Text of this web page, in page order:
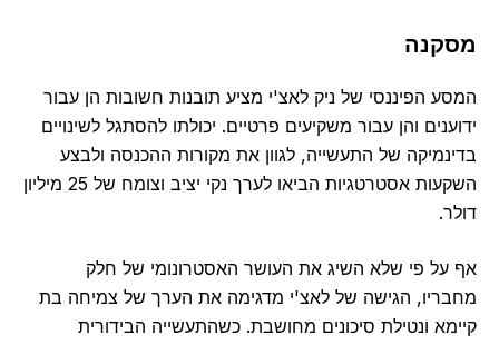
מסקנה
המסע הפיננסי של ניק לאצ'י מציע תובנות חשובות הן עבור
ידוענים והן עבור משקיעים פרטיים. יכולתו להסתגל לשינויים
בדינמיקה של התעשייה, לגוון את מקורות ההכנסה ולבצע
השקעות אסטרטגיות הביאו לערך נקי יציב וצומח של 25 מיליון
דולר.
אף על פי שלא השיג את העושר האסטרונומי של חלק
מחבריו, הגישה של לאצ'י מדגימה את הערך של צמיחה בת
קיימא ונטילת סיכונים מחושבת. כשהתעשייה הבידורית